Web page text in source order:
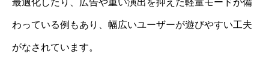
最適化したり、広告や重い演出を抑えた軽量モードが備
わっている例もあり、幅広いユーザーが遊びやすい工夫
がなされています。